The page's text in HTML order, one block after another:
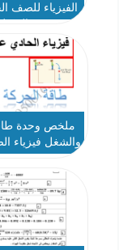
الفيزياء للصف
ملخص وحدة
والشغل فيزياء